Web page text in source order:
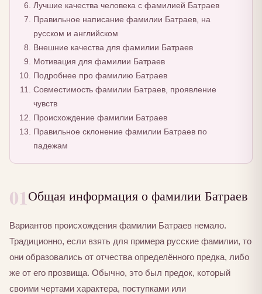
Лучшие качества человека с фамилией Батраев
Правильное написание фамилии Батраев, на
русском и английском
Внешние качества для фамилии Батраев
Мотивация для фамилии Батраев
Подробнее про фамилию Батраев
Совместимость фамилии Батраев, проявление
чувств
Происхождение фамилии Батраев
Правильное склонение фамилии Батраев по
падежам
01Общая информация о фамилии Батраев
Вариантов происхождения фамилии Батраев немало.
Традиционно, если взять для примера русские фамилии, то
они образовались от отчества определённого предка, либо
же от его прозвища. Обычно, это был предок, который
своими чертами характера, поступками или